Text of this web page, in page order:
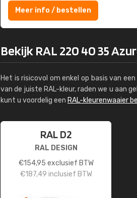
Meer info / bestellen
Bekijk RAL 220 40 35
Het is risicovol om enkel op basis van
van de juiste RAL-kleur, raden we u aan
kunt u voordelig een RAL-kleurenwaaier
RAL D2
RAL DESIGN
€154,95 exclusief BTW
€187,49 inclusief BTW